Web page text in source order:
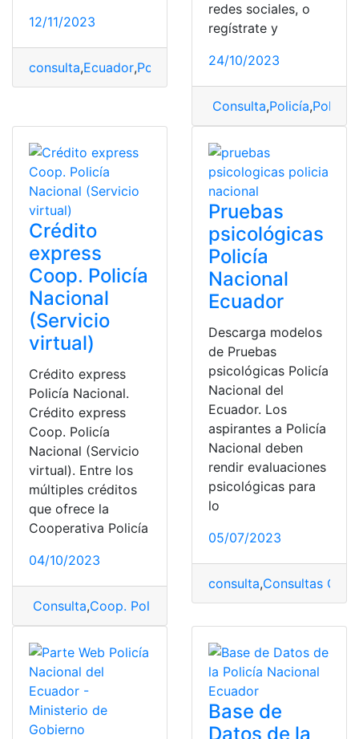
12/11/2023
consulta,Ecuador,Policía Nacional
redes sociales, o
regístrate y
24/10/2023
Consulta,Policía,Policía
Crédito
express
Coop. Policía
Nacional
(Servicio
virtual)
Crédito express
Policía Nacional.
Crédito express
Coop. Policía
Nacional (Servicio
virtual). Entre los
múltiples créditos
que ofrece la
Cooperativa Policía
04/10/2023
Consulta,Coop. Policía Nacional,Crédito,express,
Pruebas
psicológicas
Policía
Nacional
Ecuador
Descarga modelos
de Pruebas
psicológicas Policía
Nacional del
Ecuador. Los
aspirantes a Policía
Nacional deben
rendir evaluaciones
psicológicas para
lo
05/07/2023
consulta,Consultas
Base de
Datos de la